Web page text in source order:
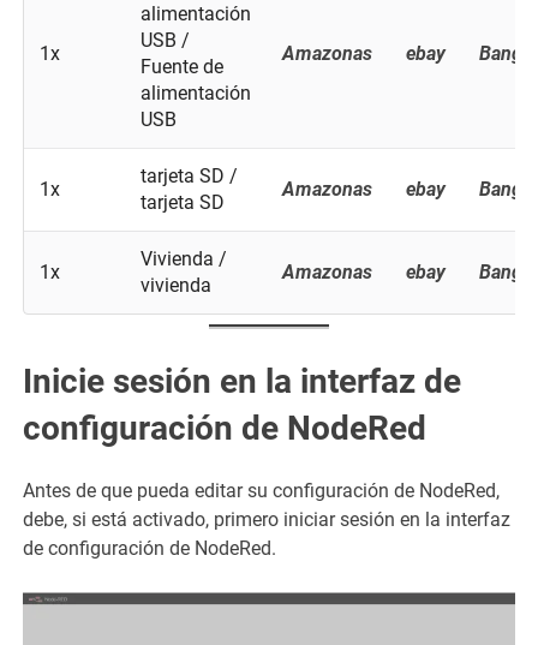
1x
alimentación
USB /
Fuente de
alimentación
USB
Amazonas ebay
1x
tarjeta SD /
tarjeta SD
Amazonas ebay
1x
Vivienda /
vivienda
Amazonas ebay
Inicie sesión en la interfaz de
configuración de NodeRed
Antes de que pueda editar su configuración de NodeRed,
debe, si está activado, primero iniciar sesión en la interfaz
de configuración de NodeRed.